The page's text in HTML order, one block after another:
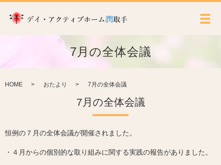
メ
7月の全体会議
HOME おたより 7月の全体会議
7月の全体会議
恒例の７月の全体会議が開催されました。
・４月からの個別的な取り組みに関する実践の報告がありました。